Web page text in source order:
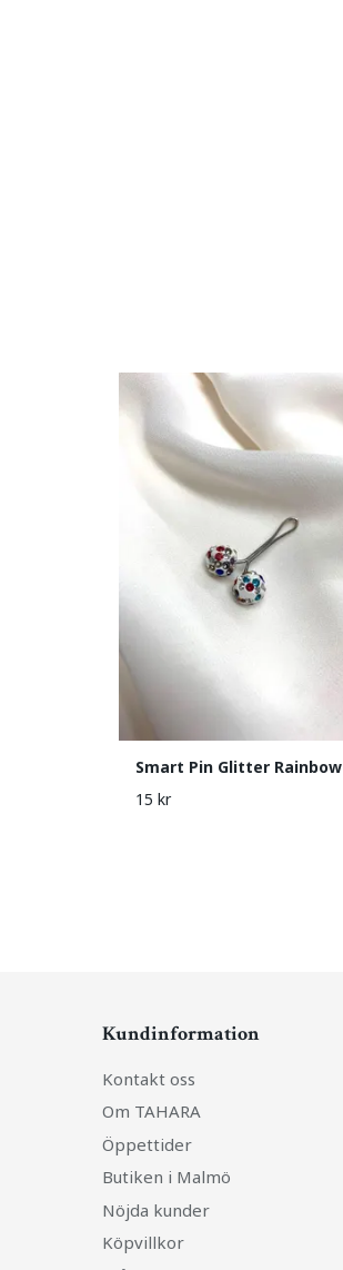
Smart Pin Glitter Rainbow
15 kr
Kundinformation
Kontakt oss
Om TAHARA
Öppettider
Butiken i Malmö
Nöjda kunder
Köpvillkor